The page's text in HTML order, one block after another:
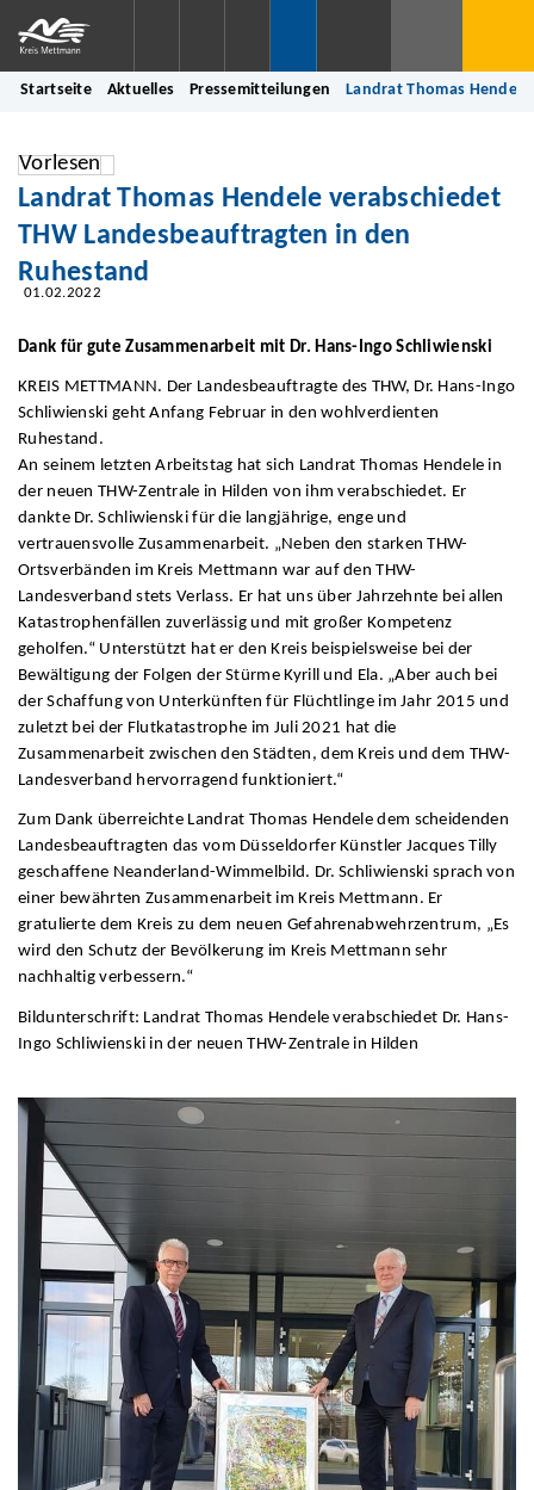
Startseite Aktuelles Pressemitteilungen Landrat Thomas
Vorlesen
Landrat Thomas Hendele verabschiedet
THW Landesbeauftragten in den
Ruhestand
01.02.2022
Dank für gute Zusammenarbeit mit Dr. Hans-Ingo Schliwienski
KREIS METTMANN. Der Landesbeauftragte des THW, Dr. Hans-Ingo
Schliwienski geht Anfang Februar in den wohlverdienten
Ruhestand.
An seinem letzten Arbeitstag hat sich Landrat Thomas Hendele in
der neuen THW-Zentrale in Hilden von ihm verabschiedet. Er
dankte Dr. Schliwienski für die langjährige, enge und
vertrauensvolle Zusammenarbeit. „Neben den starken THW-
Ortsverbänden im Kreis Mettmann war auf den THW-
Landesverband stets Verlass. Er hat uns über Jahrzehnte bei allen
Katastrophenfällen zuverlässig und mit großer Kompetenz
geholfen.“ Unterstützt hat er den Kreis beispielsweise bei der
Bewältigung der Folgen der Stürme Kyrill und Ela. „Aber auch bei
der Schaffung von Unterkünften für Flüchtlinge im Jahr 2015 und
zuletzt bei der Flutkatastrophe im Juli 2021 hat die
Zusammenarbeit zwischen den Städten, dem Kreis und dem THW-
Landesverband hervorragend funktioniert.“
Zum Dank überreichte Landrat Thomas Hendele dem scheidenden
Landesbeauftragten das vom Düsseldorfer Künstler Jacques Tilly
geschaffene Neanderland-Wimmelbild. Dr. Schliwienski sprach von
einer bewährten Zusammenarbeit im Kreis Mettmann. Er
gratulierte dem Kreis zu dem neuen Gefahrenabwehrzentrum, „Es
wird den Schutz der Bevölkerung im Kreis Mettmann sehr
nachhaltig verbessern.“
Bildunterschrift: Landrat Thomas Hendele verabschiedet Dr. Hans-
Ingo Schliwienski in der neuen THW-Zentrale in Hilden